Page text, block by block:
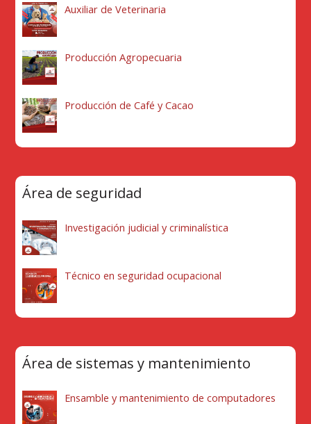
Auxiliar de Veterinaria
Producción Agropecuaria
Producción de Café y Cacao
Área de seguridad
Investigación judicial y criminalística
Técnico en seguridad ocupacional
Área de sistemas y mantenimiento
Ensamble y mantenimiento de computadores